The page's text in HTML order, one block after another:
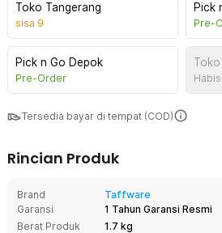
Toko Tangerang
sisa 9
Pick
Pre-
Pick n Go Depok
Pre-Order Habis
Tersedia bayar di tempat (COD)
Rincian Produk
Brand
Taffware
Garansi
1 Tahun Garansi Resmi
Berat Produk
1.7 kg